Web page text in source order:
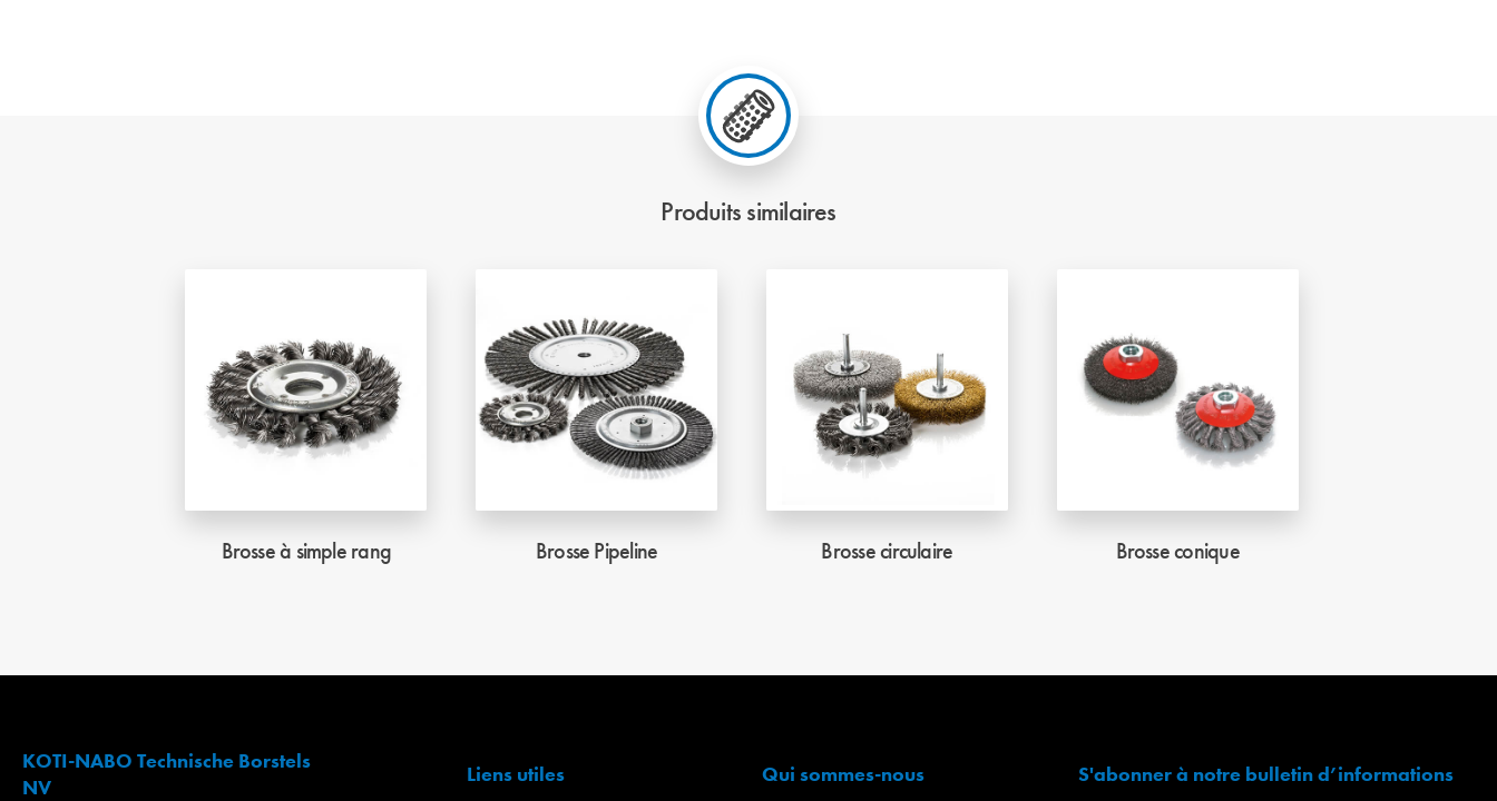
Produits similaires
Brosse à simple rang Brosse Pipeline Brosse circulaire Brosse conique
KOTI-NABO Technische Borstels
NV
Liens utiles Qui sommes-nous S'abonner à notre bulletin d’informations